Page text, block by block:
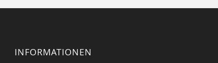
INFORMATIONEN